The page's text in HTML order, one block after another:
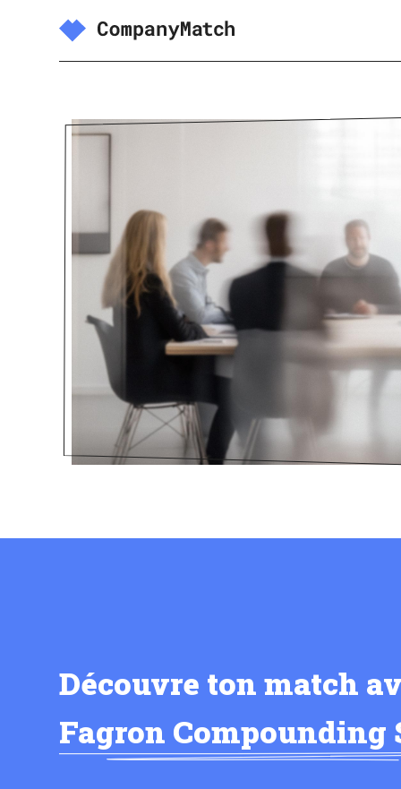
Découvre ton match
Fagron Compounding